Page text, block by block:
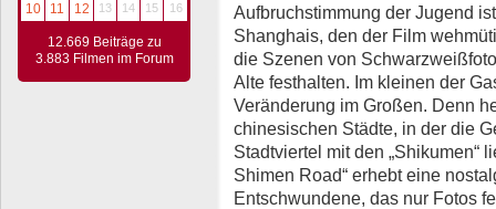
10
11 12 13 14 15 16
12.669 Beiträge zu
3.883 Filmen im Forum
Aufbruchstimmung der Jugend
Shanghais, den der Film
die Szenen von
Alte festhalten. Im kleinen der
Veränderung im Großen. Denn
chinesischen Städte, in der die
Stadtviertel mit den „Shikumen“
Shimen Road“ erhebt eine
Entschwundene, das nur Fotos